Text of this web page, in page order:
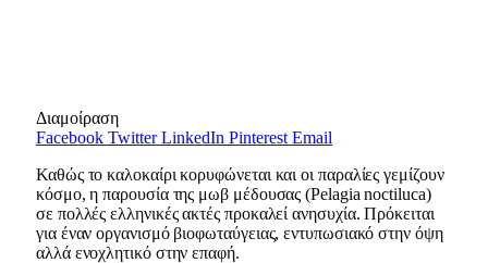
Διαμοίραση
Facebook Twitter LinkedIn Pinterest Email
Καθώς το καλοκαίρι κορυφώνεται και οι παραλίες γεμίζουν
κόσμο, η παρουσία της μωβ μέδουσας (Pelagia noctiluca)
σε πολλές ελληνικές ακτές προκαλεί ανησυχία. Πρόκειται
για έναν οργανισμό βιοφωταύγειας, εντυπωσιακό στην όψη
αλλά ενοχλητικό στην επαφή.